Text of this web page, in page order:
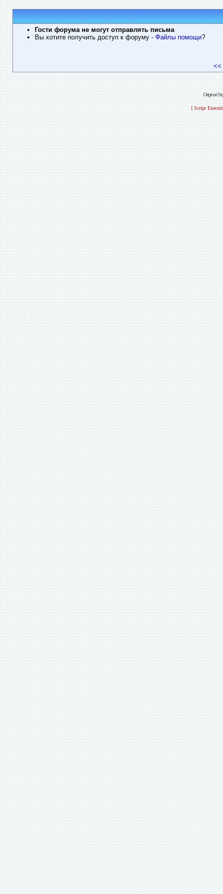
Гости форума не могут отправлять письма
Вы хотите получить доступ к форуму - Файлы помощи?
<<
Original
[ Script